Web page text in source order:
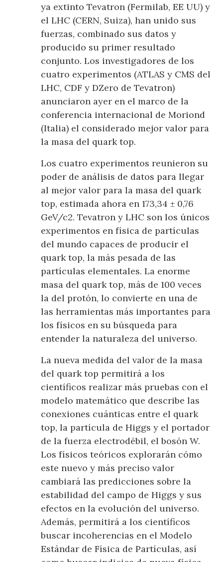
ya extinto Tevatron (Fermilab, EE UU) y
el LHC (CERN, Suiza), han unido sus
fuerzas, combinado sus datos y
producido su primer resultado
conjunto. Los investigadores de los
cuatro experimentos (ATLAS y CMS del
LHC, CDF y DZero de Tevatron)
anunciaron ayer en el marco de la
conferencia internacional de Moriond
(Italia) el considerado mejor valor para
la masa del quark top.
Los cuatro experimentos reunieron su
poder de análisis de datos para llegar
al mejor valor para la masa del quark
top, estimada ahora en 173,34 ± 0,76
GeV/c2. Tevatron y LHC son los únicos
experimentos en física de partículas
del mundo capaces de producir el
quark top, la más pesada de las
partículas elementales. La enorme
masa del quark top, más de 100 veces
la del protón, lo convierte en una de
las herramientas más importantes para
los físicos en su búsqueda para
entender la naturaleza del universo.
La nueva medida del valor de la masa
del quark top permitirá a los
científicos realizar más pruebas con el
modelo matemático que describe las
conexiones cuánticas entre el quark
top, la partícula de Higgs y el portador
de la fuerza electrodébil, el bosón W.
Los físicos teóricos explorarán cómo
este nuevo y más preciso valor
cambiará las predicciones sobre la
estabilidad del campo de Higgs y sus
efectos en la evolución del universo.
Además, permitirá a los científicos
buscar incoherencias en el Modelo
Estándar de Física de Partículas, así